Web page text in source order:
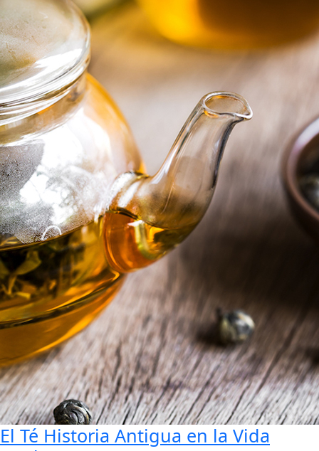
El Té Historia Antigua en la Vida